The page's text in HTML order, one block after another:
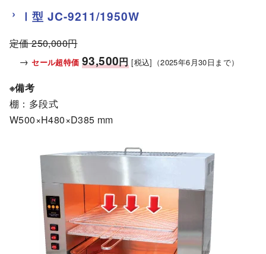
Ⅰ型 JC-9211/1950W
定価 250,000円
→セール超特価 93,500円[税込] （2025年6月30日まで）
※備考
棚：多段式
W500×H480×D385 mm